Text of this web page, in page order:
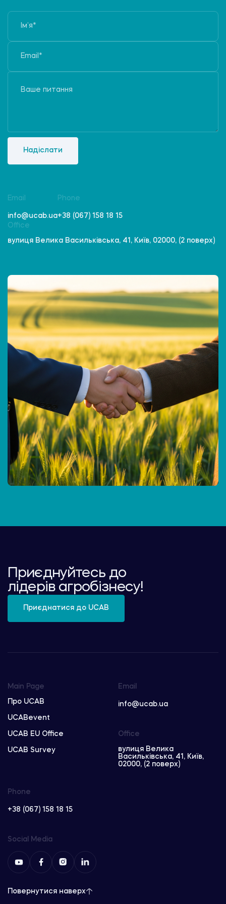
Надіслати
Email
info@ucab.ua
Phone
+38 (067) 158 18 15
Office
вулиця Велика Васильківська, 41, Київ, 02000, (2 поверх)
Приєднуйтесь до
лідерів агробізнесу!
Приєднатися до UCAB
Main Page
Про UCAB
UCABevent
UCAB EU Office
UCAB Survey
Email
info@ucab.ua
Phone
+38 (067) 158 18 15
Office
вулиця Велика
Васильківська, 41, Київ,
02000, (2 поверх)
Social Media
Повернутися наверх